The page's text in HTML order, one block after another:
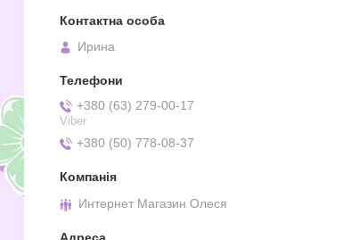
Ирина
+380 (63) 279-00-17
Viber
+380 (50) 778-08-37
Интернет Магазин Олеся